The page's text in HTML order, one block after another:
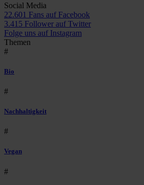
Social Media
22.601 Fans auf Facebook
3.415 Follower auf Twitter
Folge uns auf Instagram
Themen
#
Bio
#
Nachhaltigkeit
#
Vegan
#